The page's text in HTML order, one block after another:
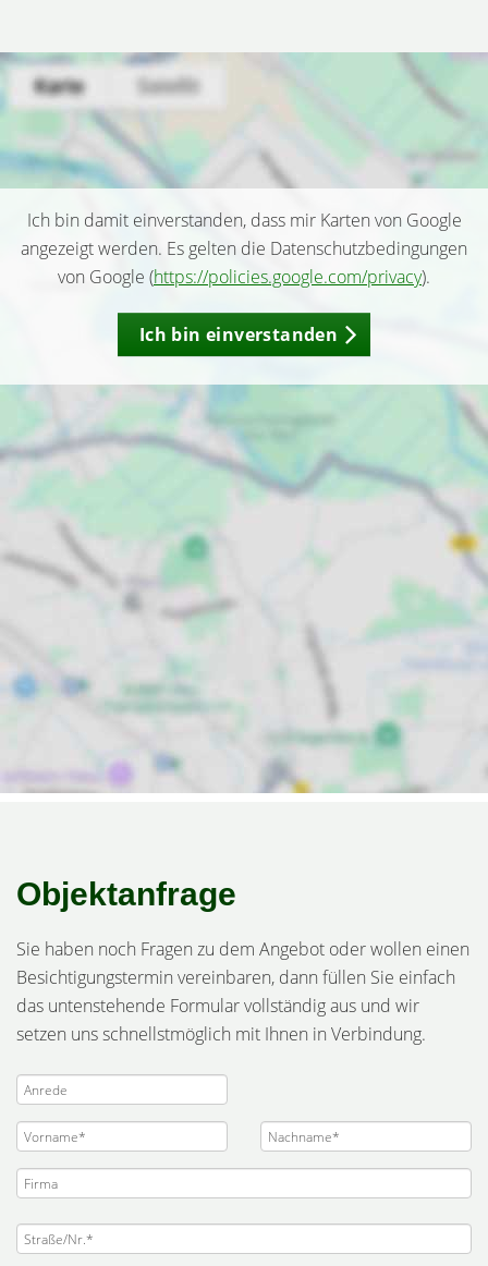
Ich bin damit einverstanden, dass mir Karten von Google
angezeigt werden. Es gelten die Datenschutzbedingungen
von Google (https://policies.google.com/privacy).
Ich bin einverstanden
Objektanfrage
Sie haben noch Fragen zu dem Angebot oder wollen einen
Besichtigungstermin vereinbaren, dann füllen Sie einfach
das untenstehende Formular vollständig aus und wir
setzen uns schnellstmöglich mit Ihnen in Verbindung.